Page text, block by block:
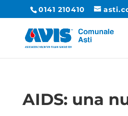
0141 210410
AIDS: una